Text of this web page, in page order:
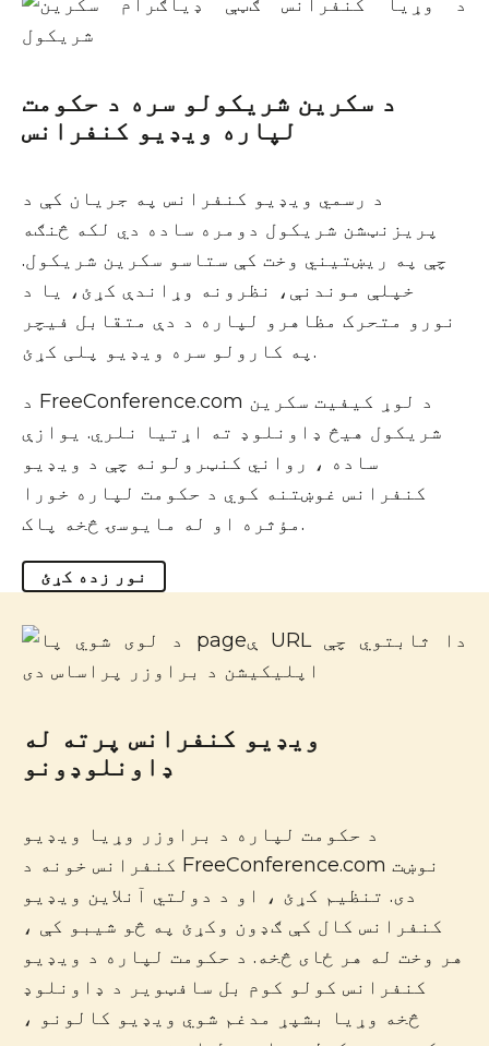
د سکرین شریکولو سره د حکومت
لپاره ویډیو کنفرانس
د رسمي ویډیو کنفرانس په جریان کې د
پریزنټشن شریکول دومره ساده دي لکه څنګه
چې په ریښتیني وخت کې ستاسو سکرین شریکول.
خپلې موندنې، نظرونه وړاندې کړئ، یا د
نورو متحرک مظاهرو لپاره د دې متقابل فیچر
په کارولو سره ویډیو پلی کړئ.
د FreeConference.com د لوړ کیفیت سکرین
شریکول هیڅ ډاونلوډ ته اړتیا نلري. یوازې
ساده ، رواني کنټرولونه چې د ویډیو
کنفرانس غوښتنه کوي د حکومت لپاره خورا
مؤثره او له مایوسۍ څخه پاک.
نور زده کړئ
ویډیو کنفرانس پرته له
ډاونلوډونو
د حکومت لپاره د براوزر وړیا ویډیو
کنفرانس خونه د FreeConference.com نوښت
دی. تنظیم کړئ ، او د دولتي آنلاین ویډیو
کنفرانس کال کې ګډون وکړئ په څو شیبو کې ،
هر وخت له هر ځای څخه. د حکومت لپاره د ویډیو
کنفرانس کولو کوم بل سافټویر د ډاونلوډ
څخه وړیا بشپړ مدغم شوي ویډیو کالونو ،